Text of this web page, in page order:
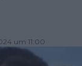
um 11:00